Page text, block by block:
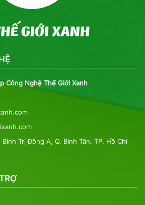
Công Nghệ Thế Giới Xanh
Trị Đông A, Q. Bình Tân, TP. Hồ Chí